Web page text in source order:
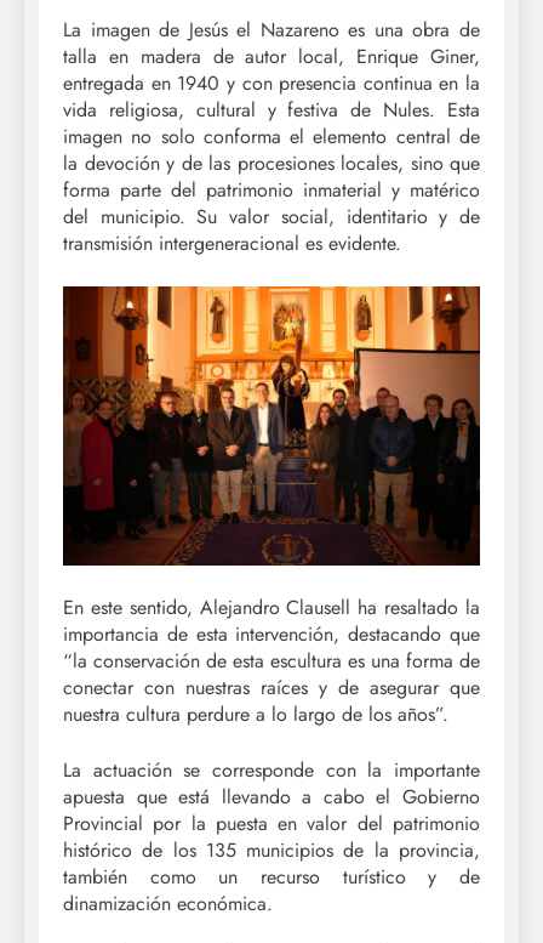
La imagen de Jesús el Nazareno es una obra de
talla en madera de autor local, Enrique Giner,
entregada en 1940 y con presencia continua en la
vida religiosa, cultural y festiva de Nules. Esta
imagen no solo conforma el elemento central de
la devoción y de las procesiones locales, sino que
forma parte del patrimonio inmaterial y matérico
del municipio. Su valor social, identitario y de
transmisión intergeneracional es evidente.
En este sentido, Alejandro Clausell ha resaltado la
importancia de esta intervención, destacando que
“la conservación de esta escultura es una forma de
conectar con nuestras raíces y de asegurar que
nuestra cultura perdure a lo largo de los años”.
La actuación se corresponde con la importante
apuesta que está llevando a cabo el Gobierno
Provincial por la puesta en valor del patrimonio
histórico de los 135 municipios de la provincia,
también como un recurso turístico y de
dinamización económica.